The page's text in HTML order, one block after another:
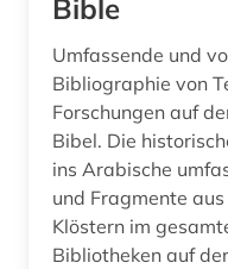
Bible
Umfassende und
Bibliographie von
Forschungen auf
Bibel. Die
ins Arabische
und Fragmente
Klöstern im
Bibliotheken auf